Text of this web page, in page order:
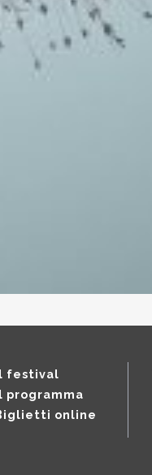
festival
programma
online